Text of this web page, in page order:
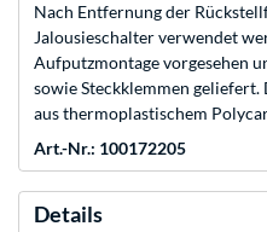
Nach Entfernung der
Jalousieschalter verwendet
Aufputzmontage vorgesehen
sowie Steckklemmen
aus thermoplastischem
Art.-Nr.: 100172205
Details